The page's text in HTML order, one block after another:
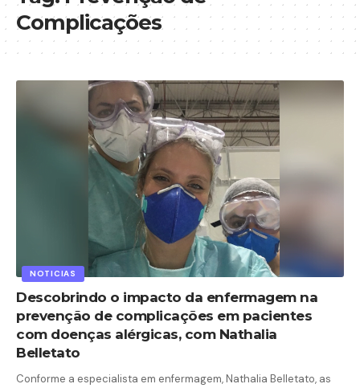
Complicações
NOTICIAS
Descobrindo o impacto da enfermagem na
prevenção de complicações em pacientes
com doenças alérgicas, com Nathalia
Belletato
Conforme a especialista em enfermagem, Nathalia Belletato, as